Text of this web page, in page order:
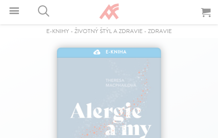
E-KNIHY - ŽIVOTNÝ ŠTÝL A ZDRAVIE - ZDRAVIE
E-KNIHA